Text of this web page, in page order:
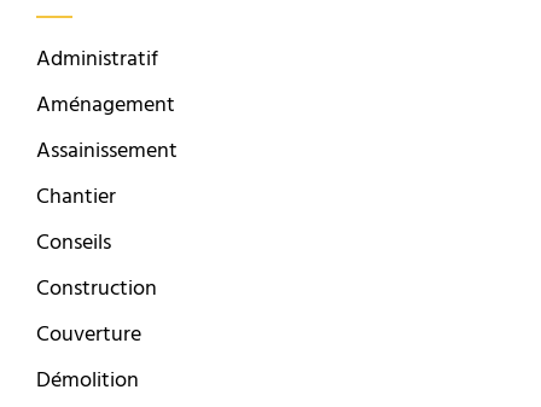
Administratif
Aménagement
Assainissement
Chantier
Conseils
Construction
Couverture
Démolition